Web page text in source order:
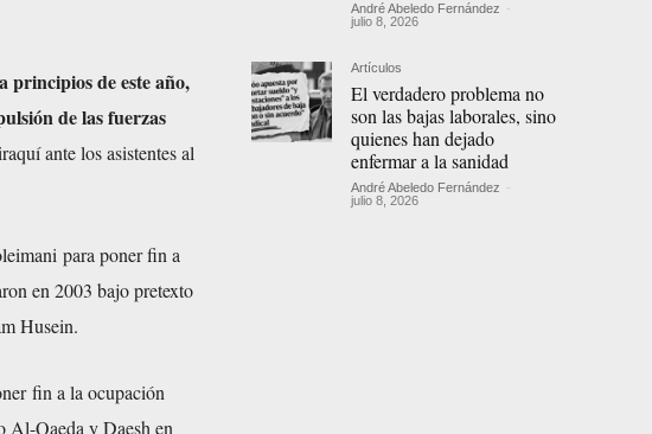
principios de este año,
de las fuerzas
ante los asistentes al
para poner fin a
en 2003 bajo pretexto
Husein.
fin a la ocupación
Al-Qaeda yDaeshen
André Abeledo Fernández -
julio 8, 2026
Artículos
El verdadero problema no
son las bajas laborales, sino
quienes han dejado
enfermar a la sanidad
André Abeledo Fernández -
julio 8, 2026